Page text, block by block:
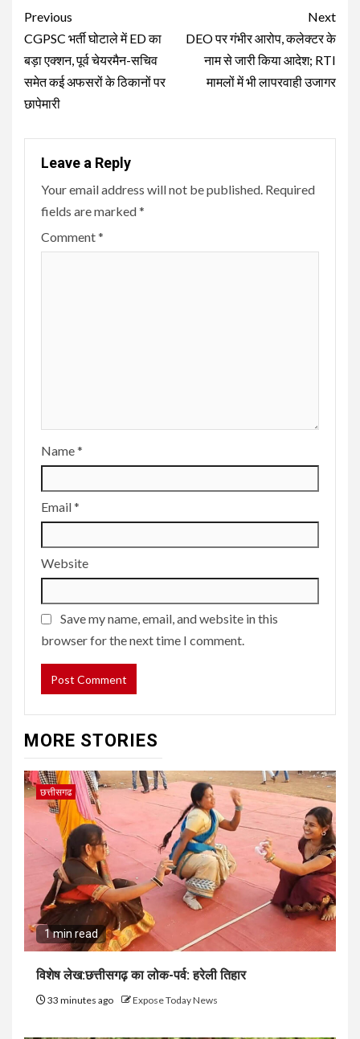
Continue
Reading
Previous
CGPSC भर्ती घोटाले में ED का
बड़ा एक्शन, पूर्व चेयरमैन-सचिव
समेत कई अफसरों के ठिकानों पर
छापेमारी
Next
DEO पर गंभीर आरोप, कलेक्टर के
नाम से जारी किया आदेश; RTI
मामलों में भी लापरवाही उजागर
Leave a Reply
Your email address will not be published. Required
fields are marked*
Comment*
Name*
Email*
Website
Save my name, email, and website in this
browser for the next time I comment.
MORE STORIES
छत्तीसगढ
1 min read
विशेष लेख:छत्तीसगढ़ का लोक-पर्व: हरेली तिहार
33 minutes ago Expose Today News